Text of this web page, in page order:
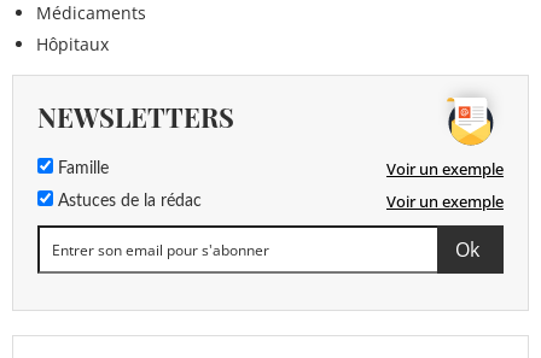
Médicaments
Hôpitaux
NEWSLETTERS
Famille Voir un exemple
Astuces de la rédac Voir un exemple